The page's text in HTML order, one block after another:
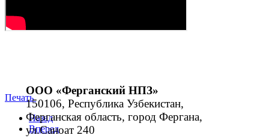
Печать
Назад
Вперед
ООО «Ферганский НПЗ»
150106, Республика Узбекистан,
Ферганская область, город Фергана,
ул.Саноат 240